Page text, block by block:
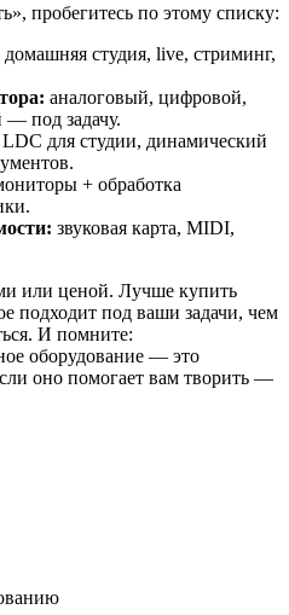
пробегитесь по этому списку:
домашняя студия, live, стриминг,
аналоговый, цифровой,
под задачу.
LDC для студии, динамический
+ обработка
звуковая карта, MIDI,
или ценой. Лучше купить
подходит под ваши задачи, чем
И помните:
оборудование — это
оно помогает вам творить —